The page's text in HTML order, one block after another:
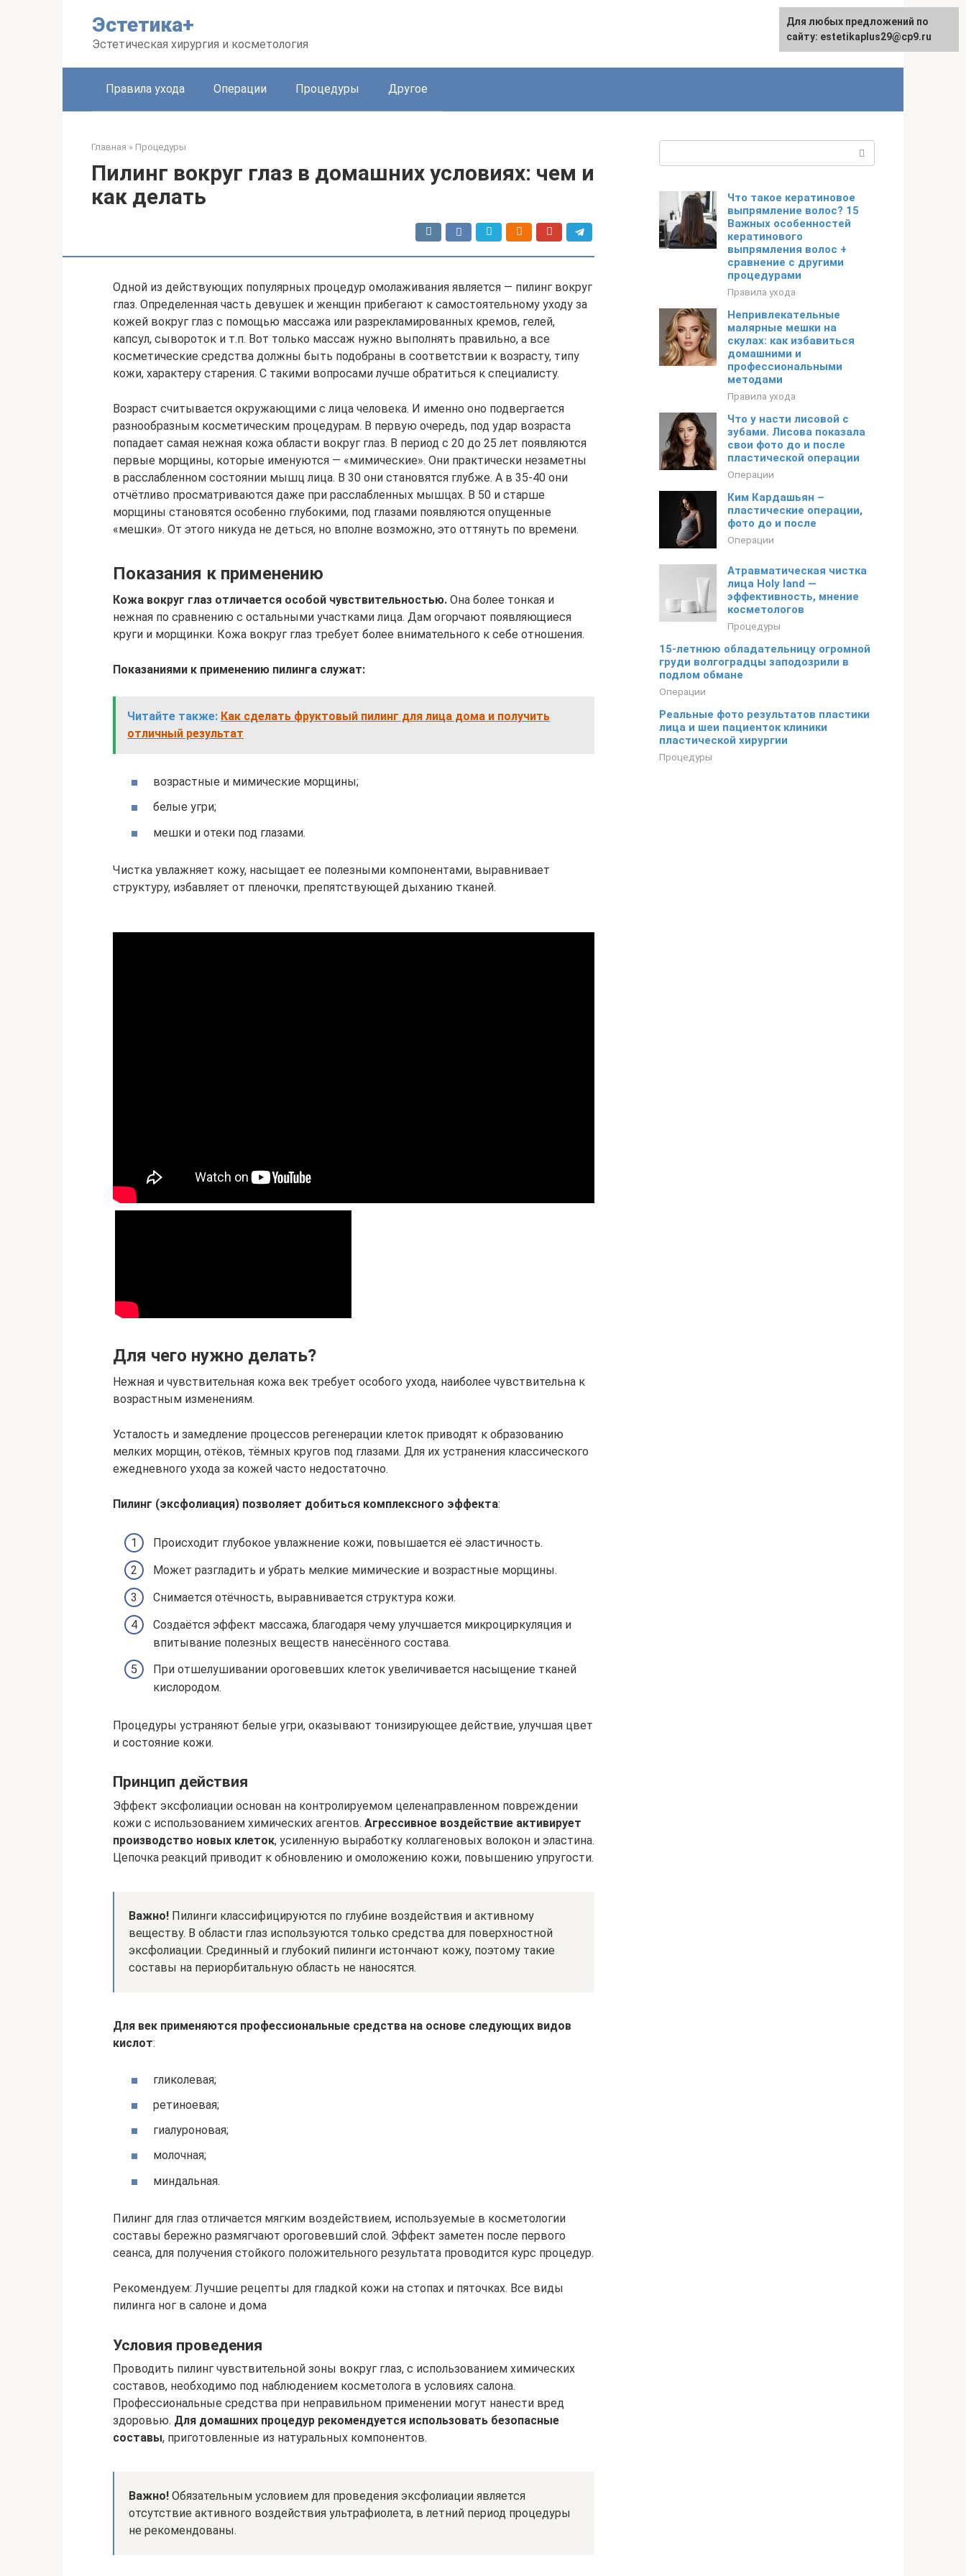
Эстетика+
Эстетическая хирургия и косметология
Правила ухода Операции Процедуры Другое
Главная » Процедуры
Пилинг вокруг глаз в домашних условиях: чем и
как делать
Одной из действующих популярных процедур омолаживания является — пилинг вокруг
глаз. Определенная часть девушек и женщин прибегают к самостоятельному уходу за
кожей вокруг глаз с помощью массажа или разрекламированных кремов, гелей,
капсул, сывороток и т.п. Вот только массаж нужно выполнять правильно, а все
косметические средства должны быть подобраны в соответствии к возрасту, типу
кожи, характеру старения. С такими вопросами лучше обратиться к специалисту.
Возраст считывается окружающими с лица человека. И именно оно подвергается
разнообразным косметическим процедурам. В первую очередь, под удар возраста
попадает самая нежная кожа области вокруг глаз. В период с 20 до 25 лет появляются
первые морщины, которые именуются — «мимические». Они практически незаметны
в расслабленном состоянии мышц лица. В 30 они становятся глубже. А в 35-40 они
отчётливо просматриваются даже при расслабленных мышцах. В 50 и старше
морщины становятся особенно глубокими, под глазами появляются опущенные
«мешки». От этого никуда не деться, но вполне возможно, это оттянуть по времени.
Показания к применению
Кожа вокруг глаз отличается особой чувствительностью. Она более тонкая и
нежная по сравнению с остальными участками лица. Дам огорчают появляющиеся
круги и морщинки. Кожа вокруг глаз требует более внимательного к себе отношения.
Показаниями к применению пилинга служат:
Читайте также: Как сделать фруктовый пилинг для лица дома и получить
отличный результат
возрастные и мимические морщины;
белые угри;
мешки и отеки под глазами.
Чистка увлажняет кожу, насыщает ее полезными компонентами, выравнивает
структуру, избавляет от пленочки, препятствующей дыханию тканей.
Для чего нужно делать?
Нежная и чувствительная кожа век требует особого ухода, наиболее чувствительна к
возрастным изменениям.
Усталость и замедление процессов регенерации клеток приводят к образованию
мелких морщин, отёков, тёмных кругов под глазами. Для их устранения классического
ежедневного ухода за кожей часто недостаточно.
Пилинг (эксфолиация) позволяет добиться комплексного эффекта:
Происходит глубокое увлажнение кожи, повышается её эластичность.
Может разгладить и убрать мелкие мимические и возрастные морщины.
Снимается отёчность, выравнивается структура кожи.
Создаётся эффект массажа, благодаря чему улучшается микроциркуляция и
впитывание полезных веществ нанесённого состава.
При отшелушивании ороговевших клеток увеличивается насыщение тканей
кислородом.
Процедуры устраняют белые угри, оказывают тонизирующее действие, улучшая цвет
и состояние кожи.
Принцип действия
Эффект эксфолиации основан на контролируемом целенаправленном повреждении
кожи с использованием химических агентов. Агрессивное воздействие активирует
производство новых клеток, усиленную выработку коллагеновых волокон и эластина.
Цепочка реакций приводит к обновлению и омоложению кожи, повышению упругости.
Важно! Пилинги классифицируются по глубине воздействия и активному
веществу. В области глаз используются только средства для поверхностной
эксфолиации. Срединный и глубокий пилинги истончают кожу, поэтому такие
составы на периорбитальную область не наносятся.
Для век применяются профессиональные средства на основе следующих видов
кислот:
гликолевая;
ретиноевая;
гиалуроновая;
молочная;
миндальная.
Пилинг для глаз отличается мягким воздействием, используемые в косметологии
составы бережно размягчают ороговевший слой. Эффект заметен после первого
сеанса, для получения стойкого положительного результата проводится курс процедур.
Рекомендуем: Лучшие рецепты для гладкой кожи на стопах и пяточках. Все виды
пилинга ног в салоне и дома
Условия проведения
Проводить пилинг чувствительной зоны вокруг глаз, с использованием химических
составов, необходимо под наблюдением косметолога в условиях салона.
Профессиональные средства при неправильном применении могут нанести вред
здоровью. Для домашних процедур рекомендуется использовать безопасные
составы, приготовленные из натуральных компонентов.
Важно! Обязательным условием для проведения эксфолиации является
отсутствие активного воздействия ультрафиолета, в летний период процедуры
не рекомендованы.
Что такое кератиновое
выпрямление волос? 15
Важных особенностей
кератинового
выпрямления волос +
сравнение с другими
процедурами
Правила ухода
Непривлекательные
малярные мешки на
скулах: как избавиться
домашними и
профессиональными
методами
Правила ухода
Что у насти лисовой с
зубами. Лисова показала
свои фото до и после
пластической операции
Операции
Ким Кардашьян –
пластические операции,
фото до и после
Операции
Атравматическая чистка
лица Holy land —
эффективность, мнение
косметологов
Процедуры
15-летнюю обладательницу огромной
груди волгоградцы заподозрили в
подлом обмане
Операции
Реальные фото результатов пластики
лица и шеи пациенток клиники
пластической хирургии
Процедуры
Для любых предложений по
сайту: estetikaplus29@cp9.ru